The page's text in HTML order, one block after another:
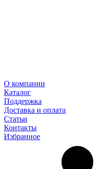
О компании
Каталог
Поддержка
Доставка и оплата
Статьи
Контакты
Избранное